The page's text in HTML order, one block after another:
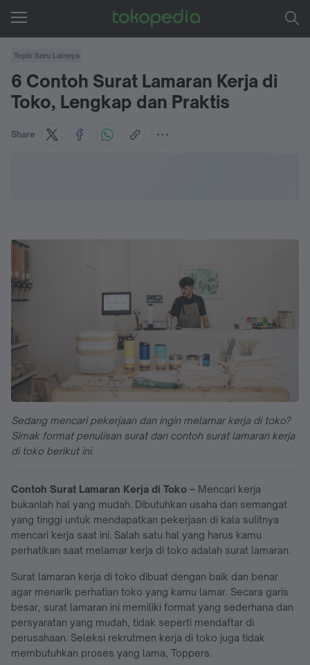
Topik Seru Lainnya
6 Contoh Surat Lamaran Kerja di
Toko, Lengkap dan Praktis
Share
Sedang mencari pekerjaan dan ingin melamar kerja di toko?
Simak format penulisan surat dan contoh surat lamaran kerja
di toko berikut ini.
Contoh Surat Lamaran Kerja di Toko – Mencari kerja
bukanlah hal yang mudah. Dibutuhkan usaha dan semangat
yang tinggi untuk mendapatkan pekerjaan di kala sulitnya
mencari kerja saat ini. Salah satu hal yang harus kamu
perhatikan saat melamar kerja di toko adalah surat lamaran.
Surat lamaran kerja di toko dibuat dengan baik dan benar
agar menarik perhatian toko yang kamu lamar. Secara garis
besar, surat lamaran ini memiliki format yang sederhana dan
persyaratan yang mudah, tidak seperti mendaftar di
perusahaan. Seleksi rekrutmen kerja di toko juga tidak
membutuhkan proses yang lama, Toppers.